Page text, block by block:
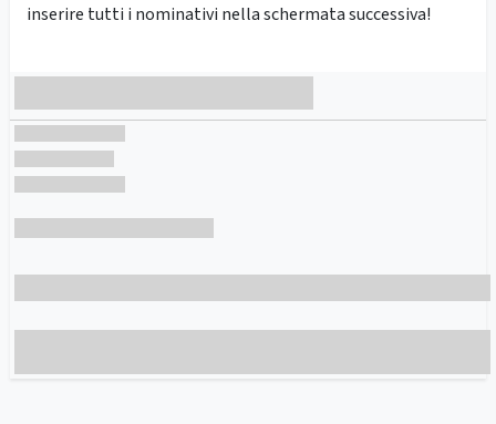
inserire tutti i nominativi nella schermata successiva!